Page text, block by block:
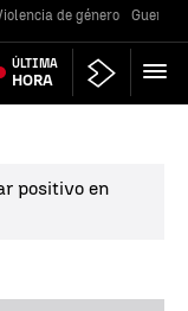
de género Guerra
ÚLTIMA
HORA
positivo en